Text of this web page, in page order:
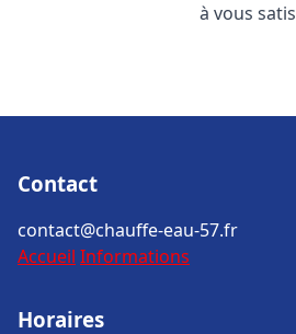
à vous satis
Contact
contact@chauffe-eau-57.fr
Accueil Informations
Horaires